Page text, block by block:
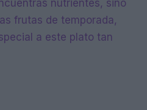
nutrientes, sino
frutas de temporada,
a este plato tan